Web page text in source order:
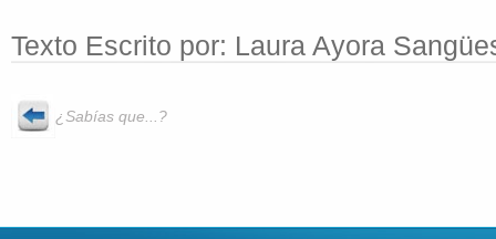
Texto Escrito por: Laura Ayora
¿Sabías que...?